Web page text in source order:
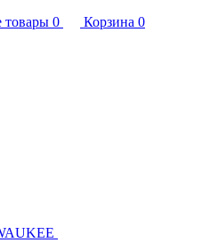
товары 0 Корзина 0